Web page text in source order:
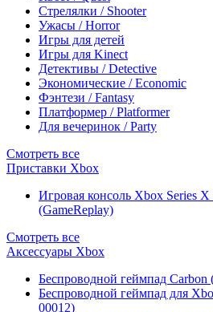
Стрелялки / Shooter
Ужасы / Horror
Игры для детей
Игры для Kinect
Детективы / Detective
Экономические / Economic
Фэнтези / Fantasy
Платформер / Platformer
Для вечеринок / Party
Смотреть все
Приставки Xbox
Игровая консоль Xbox Series
(GameReplay)
Смотреть все
Аксессуары Xbox
Беспроводной геймпад
Беспроводной геймпад для
00012)